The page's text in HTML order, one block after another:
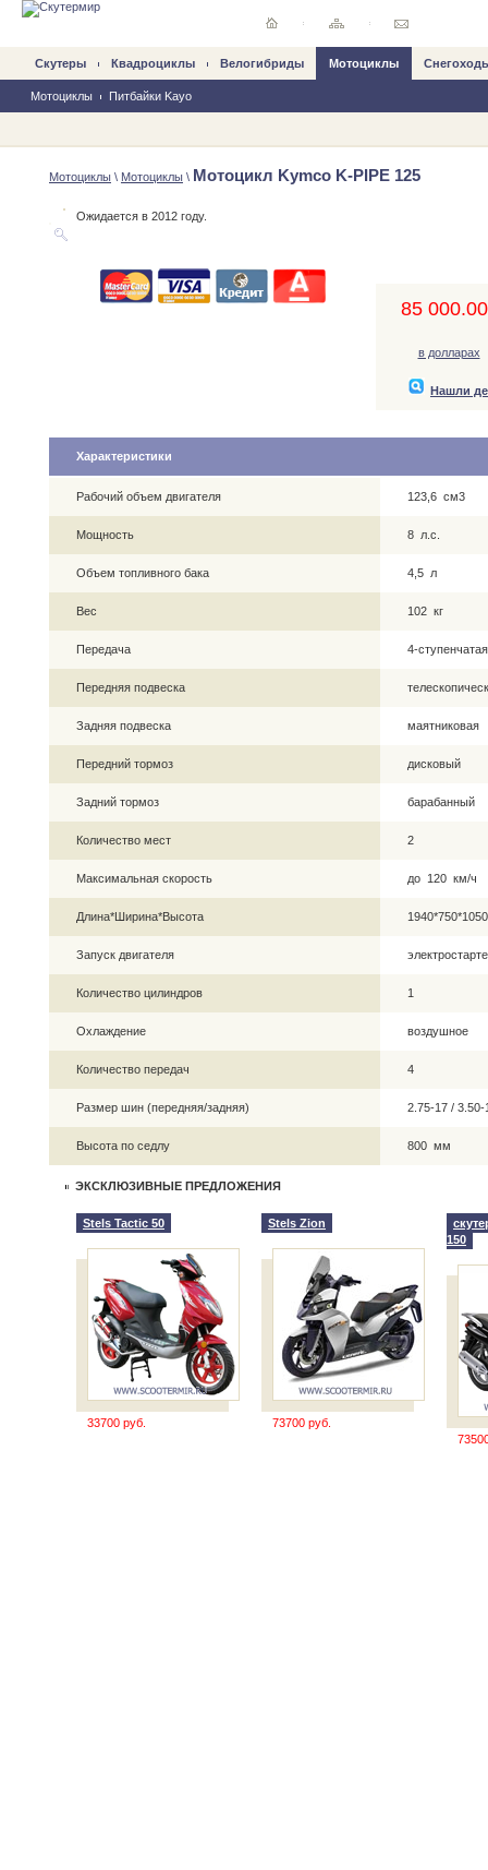
Скутеры Квадроциклы Велогибриды Mотоциклы
Мотоциклы Питбайки Kayo
Mотоциклы \ Мотоциклы \ Мотоцикл Kymco K-PIPE 125
Ожидается в 2012 году.
85
в долларах
Нашли
Характеристики
Рабочий объем двигателя 123,6 см3
Мощность 8 л.с.
Объем топливного бака 4,5 л
Вес 102 кг
Передача 4-
Передняя подвеска
Задняя подвеска маятниковая
Передний тормоз дисковый
Задний тормоз барабанный
Количество мест 2
Максимальная скорость до 120 км/ч
Длина*Ширина*Высота
Запуск двигателя
Количество цилиндров 1
Охлаждение воздушное
Количество передач 4
Размер шин (передняя/задняя) 2.75-17 /
Высота по седлу 800 мм
ЭКСКЛЮЗИВНЫЕ ПРЕДЛОЖЕНИЯ
Stels Tactic 50
33700 руб.
Stels Zion
73700 руб.
150